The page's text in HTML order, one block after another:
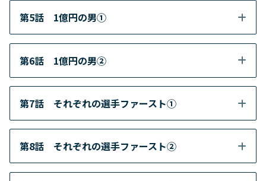
第5話 1億円の男①
第6話 1億円の男②
第7話 それぞれの選手ファースト①
第8話 それぞれの選手ファースト②